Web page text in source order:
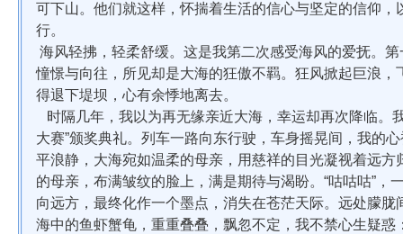
可下山。他们就这样，怀揣着生活的信心与坚定的信仰
行。
海风轻拂，轻柔舒缓。这是我第二次感受海风的爱抚。
憧憬与向往，所见却是大海的狂傲不羁。狂风掀起巨浪
得退下堤坝，心有余悸地离去。
时隔几年，我以为再无缘亲近大海，幸运却再次降临。
大赛”颁奖典礼。列车一路向东行驶，车身摇晃间，我的
平浪静，大海宛如温柔的母亲，用慈祥的目光凝视着远
的母亲，布满皱纹的脸上，满是期待与渴盼。“咕咕咕”，
向远方，最终化作一个墨点，消失在苍茫天际。远处朦
海中的鱼虾蟹龟，重重叠叠，飘忽不定，我不禁心生疑